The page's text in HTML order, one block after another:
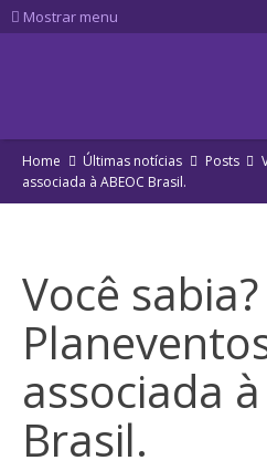
Mostrar menu
Home Últimas notícias Posts
associada à ABEOC Brasil.
Você sabia?
associada à
Brasil.